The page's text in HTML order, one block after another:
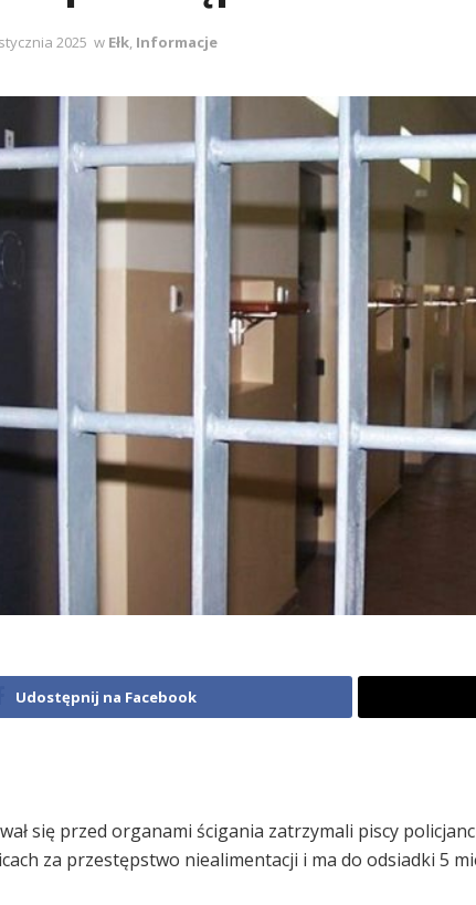
2025 w Ełk, Informacje
Udostępnij na Facebook
się przed organami ścigania zatrzymali piscy
za przestępstwo niealimentacji i ma do odsiadki 5